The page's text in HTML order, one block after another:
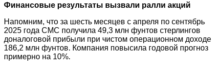
Финансовые результаты вызвали ралли акций
Напомним, что за шесть месяцев с апреля по сентябрь
2025 года CMC получила 49,3 млн фунтов стерлингов
доналоговой прибыли при чистом операционном доходе
186,2 млн фунтов. Компания повысила годовой прогноз
примерно на 10%.